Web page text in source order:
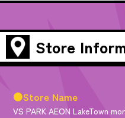
Store
●Store Name
VS PARK AEON LakeTown